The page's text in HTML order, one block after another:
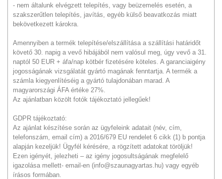
- nem általunk elvégzett telepítés, vagy beüzemelés esetén, a
szakszerűtlen telepítés, javítás, egyéb külső beavatkozás miatt
bekövetkezett károkra.
Amennyiben a termék telepítése/elszállítása a szállítási határidőt
követő 30. napig a vevő hibájából nem valósul meg, úgy vevő a 31.
naptól 50 EUR + áfa/nap kötbér fizetésére köteles. A garanciaigény
jogosságának vizsgálatát gyártó magának fenntartja. A termék a
számla kiegyenlítéséig a gyártó tulajdonában marad. A
magyarországi ÁFA értéke 27%.
Az ajánlatban közölt fotók tájékoztató jellegűek!
GDPR tájékoztató:
Az ajánlat készítése során az ügyfeleink adatait (név, cím,
telefonszám, email cím) a 2016/679 EU rendelet 6 cikk (1) b pontja
alapján kezeljük! Ügyfél kérésére, a rögzített adatokat töröljük!
Ezen igényét, jelezheti – az igény jogosultságának megfelelő
igazolása mellett- email-en (info@szaunagyartas.hu) vagy egyéb
írásos formában.